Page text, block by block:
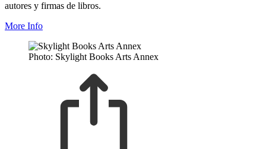
autores y firmas de libros.
More Info
Photo: Skylight Books Arts Annex